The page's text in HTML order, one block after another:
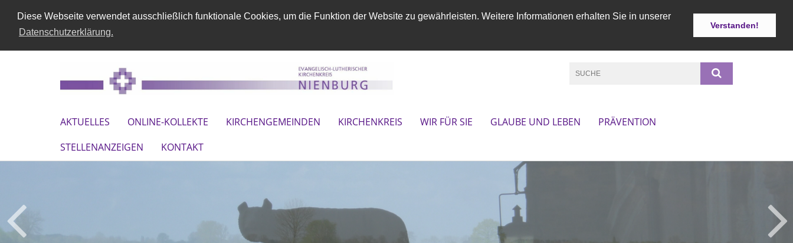
Diese Webseite verwendet ausschließlich funktionale Cookies, um die Funktion der Website zu gewährleisten. Weitere Informationen erhalten Sie in unserer
Datenschutzerklärung.
Verstanden!
AKTUELLES ONLINE-KOLLEKTE KIRCHENGEMEINDEN KIRCHENKREIS WIR FÜR SIE GLAUBE UND LEBEN
PRÄVENTION
STELLENANZEIGEN
KONTAKT